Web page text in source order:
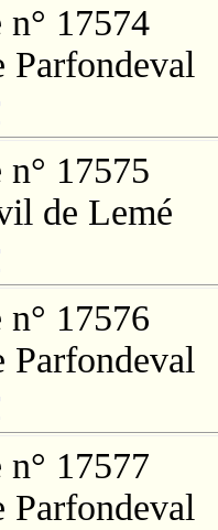
n° 17574
Parfondeval
n° 17575
de Lemé
n° 17576
Parfondeval
n° 17577
Parfondeval